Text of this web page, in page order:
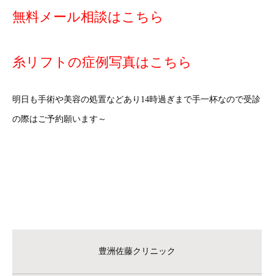
無料メール相談はこちら
糸リフトの症例写真はこちら
明日も手術や美容の処置などあり14時過ぎまで手一杯なので受診
の際はご予約願います～
豊洲佐藤クリニック